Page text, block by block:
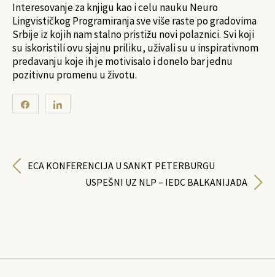
Interesovanje za knjigu kao i celu nauku Neuro
Lingvističkog Programiranja sve više raste po gradovima
Srbije iz kojih nam stalno pristižu novi polaznici. Svi koji
su iskoristili ovu sjajnu priliku, uživali su u inspirativnom
predavanju koje ih je motivisalo i donelo bar jednu
pozitivnu promenu u životu.
Share
ECA KONFERENCIJA U SANKT PETERBURGU
USPEŠNI UZ NLP – IEDC BALKANIJADA